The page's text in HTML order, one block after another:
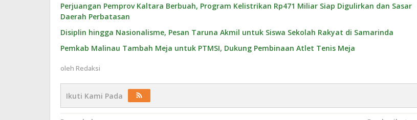
Perjuangan Pemprov Kaltara Berbuah, Program Kelistrikan Rp471 Miliar Siap Digulirkan dan Sasar
Daerah Perbatasan
Disiplin hingga Nasionalisme, Pesan Taruna Akmil untuk Siswa Sekolah Rakyat di Samarinda
Pemkab Malinau Tambah Meja untuk PTMSI, Dukung Pembinaan Atlet Tenis Meja
oleh Redaksi
Ikuti Kami Pada